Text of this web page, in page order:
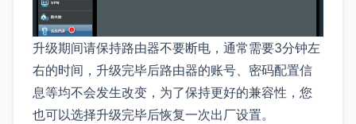
升级期间请保持路由器不要断电，通常需要3分钟左
右的时间，升级完毕后路由器的账号、密码配置信
息等均不会发生改变，为了保持更好的兼容性，您
也可以选择升级完毕后恢复一次出厂设置。